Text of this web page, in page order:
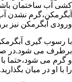
کشی آب ساختمان
آبگرمکن،گرم نشدن
ورودی آبگرمکن نیز
با رسوب گیری
برطرف می شود.در
و گرم می شود،حتما
را با او در میان بگذارید.